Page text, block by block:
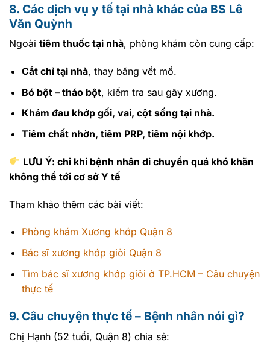
8. Các dịch vụ y tế tại nhà khác của BS Lê
Văn Quỳnh
Ngoài tiêm thuốc tại nhà, phòng khám còn cung cấp:
Cắt chỉ tại nhà, thay băng vết mổ.
Bó bột – tháo bột, kiểm tra sau gãy xương.
Khám đau khớp gối, vai, cột sống tại nhà.
Tiêm chất nhờn, tiêm PRP, tiêm nội khớp.
LƯU Ý: chỉ khi bệnh nhân di chuyển quá khó khăn
không thể tới cơ sở Y tế
Tham khảo thêm các bài viết:
Phòng khám Xương khớp Quận 8
Bác sĩ xương khớp giỏi Quận 8
Tìm bác sĩ xương khớp giỏi ở TP.HCM – Câu chuyện
thực tế
9. Câu chuyện thực tế – Bệnh nhân nói gì?
Chị Hạnh (52 tuổi, Quận 8) chia sẻ: